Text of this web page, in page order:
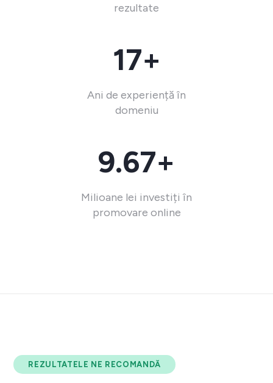
rezultate
17+
Ani de experiență în
domeniu
9.67+
Milioane lei investiți în
promovare online
REZULTATELE NE RECOMANDĂ